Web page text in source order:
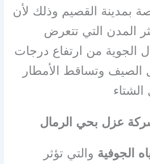
بمدينة القصيم وذلك لأن
المدن التي تتعرض
الجوية من ارتفاع درجات
الصيف وتساقط الأمطار
عزل بحي الرمال
الجوفية والتي تؤثر